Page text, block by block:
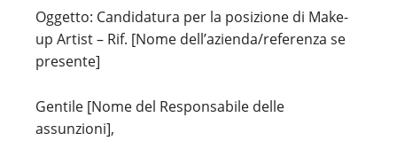
Oggetto: Candidatura per la posizione di Make-
up Artist – Rif. [Nome dell’azienda/referenza se
presente]
Gentile [Nome del Responsabile delle
assunzioni],